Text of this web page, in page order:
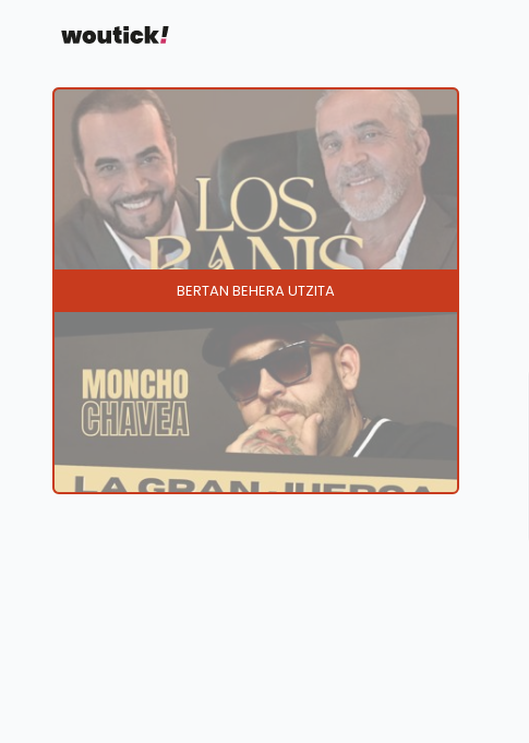
BERTAN BEHERA UTZITA